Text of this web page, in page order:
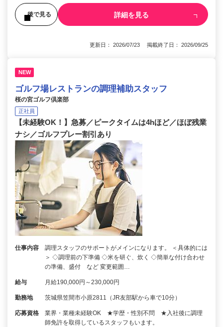
後で見る 詳細を見る
更新日： 2026/07/23 掲載終了日： 2026/09/25
NEW
ゴルフ場レストランの調理補助スタッフ
桜の宮ゴルフ倶楽部
正社員
【未経験OK！】急募／ピークタイムは4hほど／ほぼ残業
ナシ／ゴルフプレー割引あり
仕事内容
調理スタッフのサポートがメインになります。 ＜具体的には
＞ ◇調理前の下準備 ◇米を研ぐ、炊く ◇簡単な付け合わせ
の準備、盛付 など 変更範囲…
給与 月給190,000円～230,000円
勤務地 茨城県笠間市小原2811（JR友部駅から車で10分）
応募資格
業界・業種未経験OK ★学歴・性別不問 ★入社後に調理
師免許を取得しているスタッフもいます。